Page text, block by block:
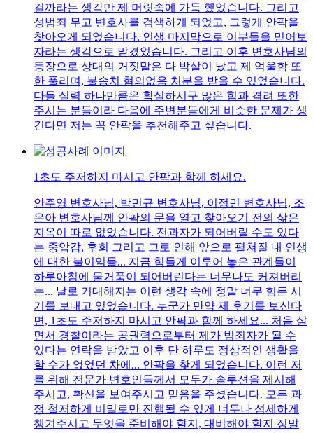
걸까라는 생각만 제 머릿속에 가득 했었습니다. 그리고
성범죄 무고 변호사를 검색하게 되었고, 그렇게 안팍을
찾아오게 되었습니다. 인생 마지막으로 이분들을 믿어보
자라는 생각으로 맡겼었습니다. 그리고 이후 변호사님의
등장으로 상대의 거짓말은 다 박살이 났고 제 억울함 또
한 풀리며, 불송치 혐의없음 처분을 받을 수 있었습니다.
다들 실력 하나만큼은 확실하시구 많은 힘과 격려 또한
주시는 분들이라 다음에 주변분들에게 비슷한 문제가 생
긴다면 저는 꼭 안팍을 추천해주고 싶습니다.
1초도 주저하지 마시고 안팍과 함께 하세요.
안주영 변호사님, 박민규 변호사님, 이정민 변호사님, 조
은아 변호사님께 안팍의 문을 열고 찾아오기 전의 삶은
지옥이 따로 없었습니다. 전과자가 되어버릴 수도 있다
는 중압감, 후회 그리고 그로 인해 앞으로 펼쳐질 내 인생
에 대한 불이익들... 지금 힘들게 이루어 놓은 관계들이
하루아침에 물거품이 되어버린다는 너무나도 커져버리
는... 날로 거대해지는 이런 생각 속에 정말 너무 힘든 시
기를 보내고 있었습니다. 누군가 만약 제 후기를 보신다
면, 1초도 주저하지 마시고 안팍과 함께 하세요... 처음 살
면서 경찰이라는 공권력으로부터 제가 범죄자가 될 수
있다는 연락을 받았고 이후 단 하루도 정상적인 생활을
할 수가 없었던 차에... 안팍을 찾게 되었습니다. 이런 저
를 위해 전문가 변호인들께서 모두가 솔루션을 제시해
주시고, 확신을 보여주시고 믿음을 주셨습니다. 모든 과
정 철저하게 비밀로만 진행될 수 있게 너무나 섬세하게
챙겨주시고 무엇을 준비해야 할지, 대비해야 할지 정말